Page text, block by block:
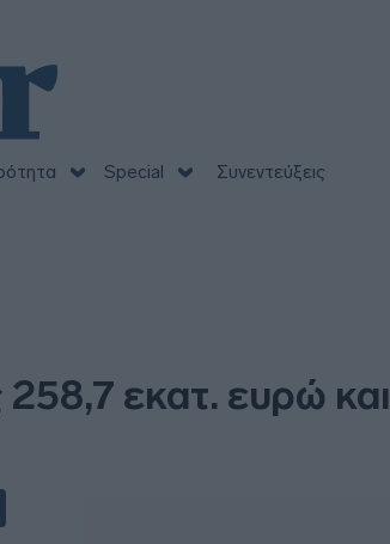
Special
Συνεντεύξεις
εκατ. ευρώ και